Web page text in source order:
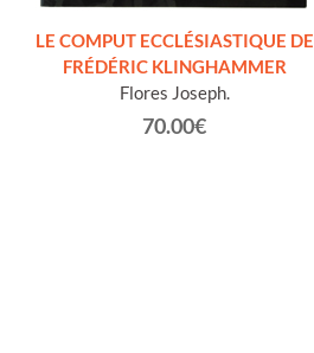
LE COMPUT ECCLÉSIASTIQUE DE
FRÉDÉRIC KLINGHAMMER
Flores Joseph.
70.00€